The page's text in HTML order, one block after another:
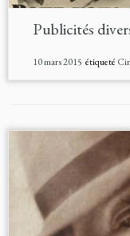
Publicités
10 mars 2015 étiqueté